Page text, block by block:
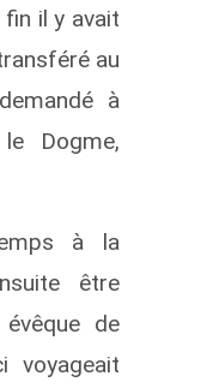
il y avait
au
à
le Dogme,
à la
être
de
voyageait